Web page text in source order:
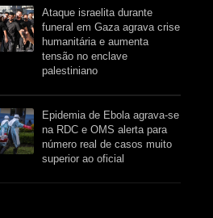
Ataque israelita durante
funeral em Gaza agrava crise
humanitária e aumenta
tensão no enclave
palestiniano
Epidemia de Ebola agrava-se
na RDC e OMS alerta para
número real de casos muito
superior ao oficial